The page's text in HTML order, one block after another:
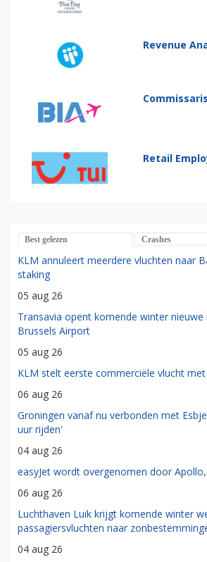
Revenue
Commissaris
Retail
Best gelezen Crashes
KLM annuleert meerdere vluchten naar
staking
05 aug 26
Transavia opent komende winter
Brussels Airport
05 aug 26
KLM stelt eerste commerciële vlucht
06 aug 26
Groningen vanaf nu verbonden met
uur rijden'
04 aug 26
easyJet wordt overgenomen door
06 aug 26
Luchthaven Luik krijgt komende winter
passagiersvluchten naar
04 aug 26